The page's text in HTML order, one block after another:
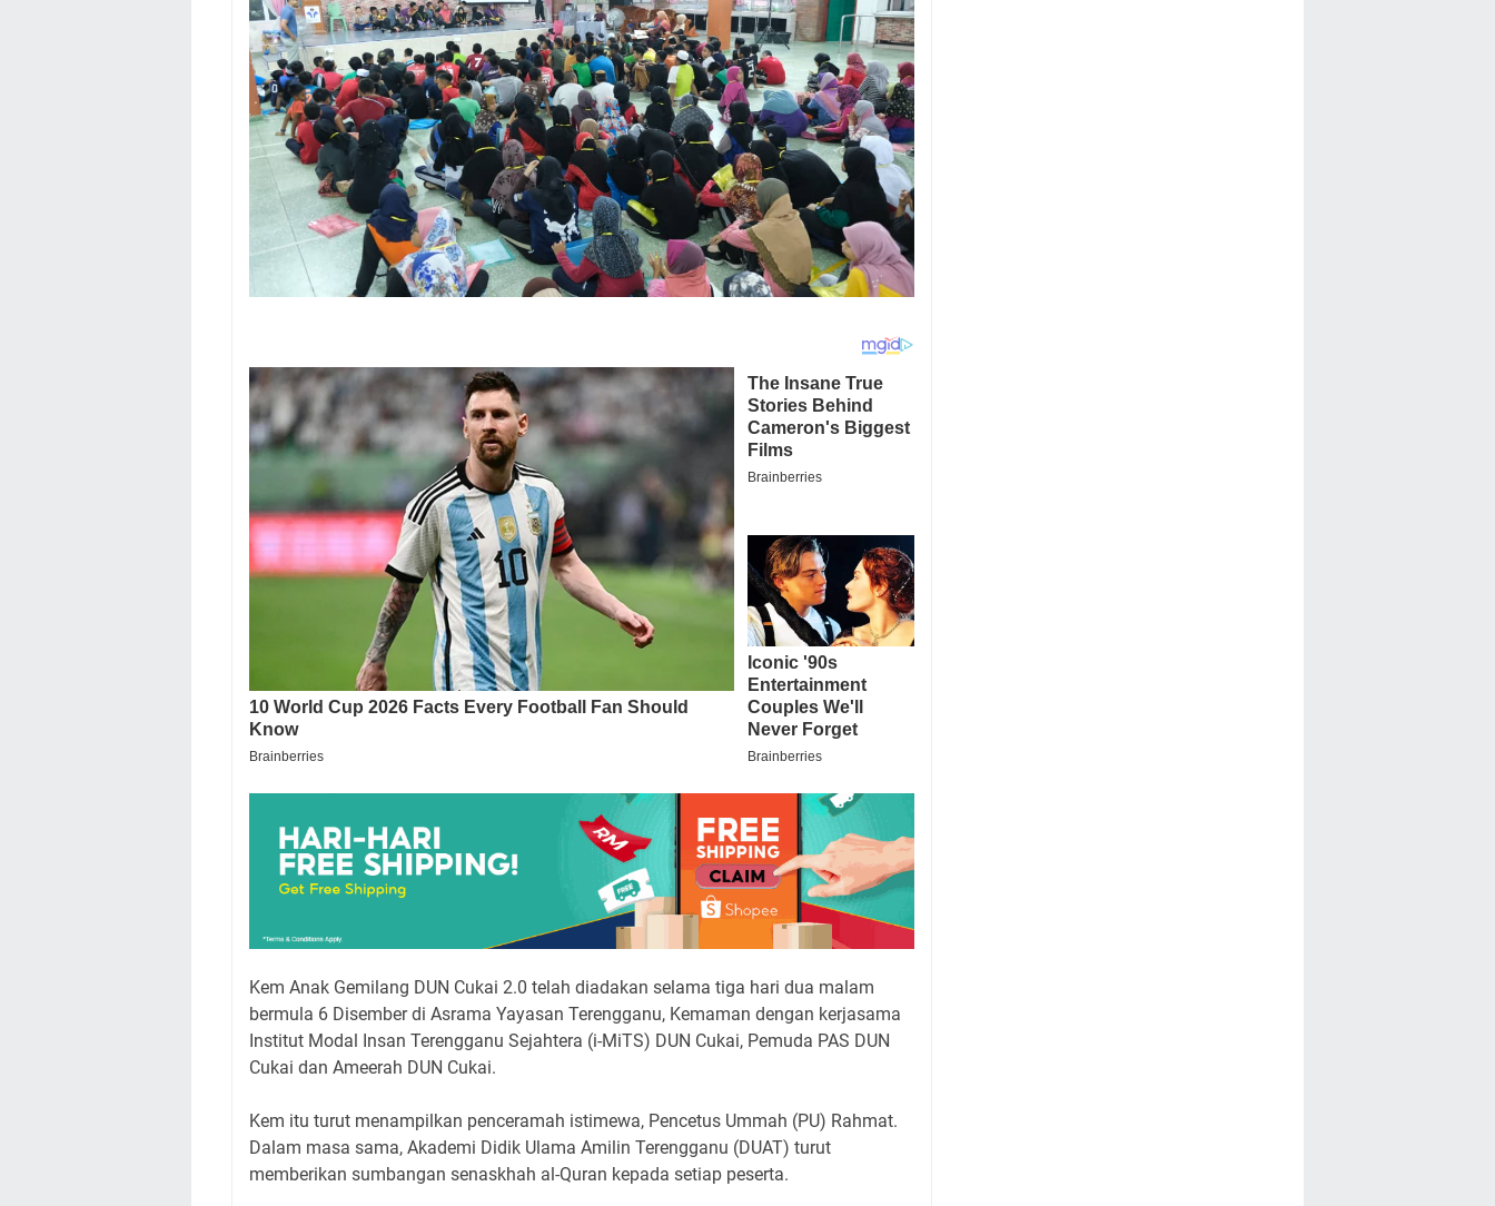
Kem Anak Gemilang DUN Cukai 2.0 telah diadakan selama tiga hari dua malam
bermula 6 Disember di Asrama Yayasan Terengganu, Kemaman dengan kerjasama
Institut Modal Insan Terengganu Sejahtera (i-MiTS) DUN Cukai, Pemuda PAS DUN
Cukai dan Ameerah DUN Cukai.
Kem itu turut menampilkan penceramah istimewa, Pencetus Ummah (PU) Rahmat.
Dalam masa sama, Akademi Didik Ulama Amilin Terengganu (DUAT) turut
memberikan sumbangan senaskhah al-Quran kepada setiap peserta.